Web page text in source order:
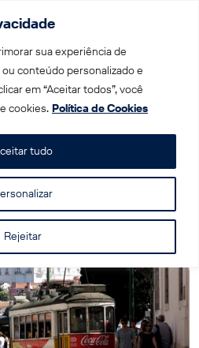
sua experiência de
conteúdo personalizado e
em “Aceitar todos”, você
cookies. Política de Cookies
Rejeitar
tudo
para curtir 10 dias em Portugal
10 dias em Portugal